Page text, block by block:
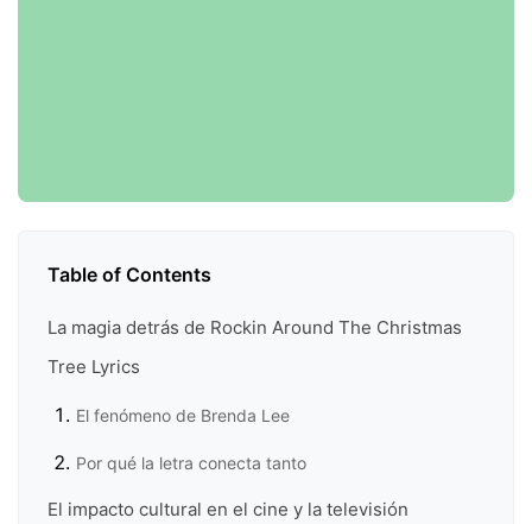
Table of Contents
La magia detrás de Rockin Around The Christmas
Tree Lyrics
El fenómeno de Brenda Lee
Por qué la letra conecta tanto
El impacto cultural en el cine y la televisión